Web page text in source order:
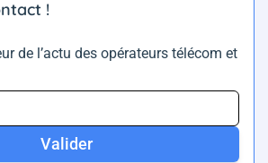
!
de l’actu des opérateurs télécom et
Valider